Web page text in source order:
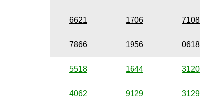
6621 1706 7108
7866 1956 0618
5518 1644 3120
4062 9129 3129